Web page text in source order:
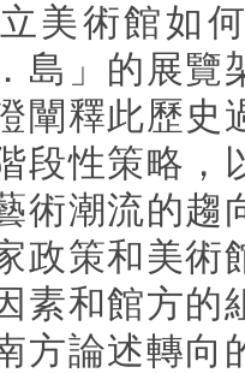
美術館如
島」的展
闡釋此歷史
段性策略，
術潮流的趨
政策和美術
素和館方的
方論述轉向